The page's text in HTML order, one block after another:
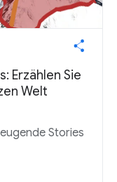
Erzählen Sie
Welt
Stories